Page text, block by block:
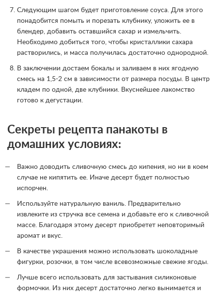
Следующим шагом будет приготовление соуса. Для этого
понадобится помыть и порезать клубнику, уложить ее в
блендер, добавить оставшийся сахар и измельчить.
Необходимо добиться того, чтобы кристаллики сахара
растворились, и масса получилась достаточно однородной.
В заключении достаем бокалы и заливаем в них ягодную
смесь на 1,5-2 см в зависимости от размера посуды. В центр
кладем по одной, две клубники. Вкуснейшее лакомство
готово к дегустации.
Секреты рецепта панакоты в
домашних условиях:
Важно доводить сливочную смесь до кипения, но ни в коем
случае не кипятить ее. Иначе десерт будет полностью
испорчен.
Используйте натуральную ваниль. Предварительно
извлеките из стручка все семена и добавьте его к сливочной
массе. Благодаря этому десерт приобретет неповторимый
аромат и вкус.
В качестве украшения можно использовать шоколадные
фигурки, розочки, в том числе всевозможные свежие ягоды.
Лучше всего использовать для застывания силиконовые
формочки. Из них десерт достаточно легко вынимается и